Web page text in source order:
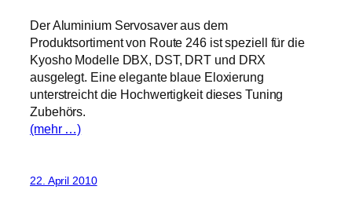
Der Aluminium Servosaver aus dem
Produktsortiment von Route 246 ist speziell für die
Kyosho Modelle DBX, DST, DRT und DRX
ausgelegt. Eine elegante blaue Eloxierung
unterstreicht die Hochwertigkeit dieses Tuning
Zubehörs.
(mehr …)
22. April 2010